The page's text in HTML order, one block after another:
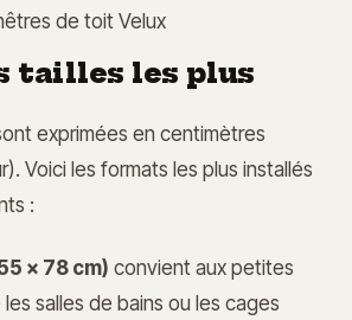
de toit Velux
tailles les plus
exprimées en centimètres
Voici les formats les plus installés
:
x 78 cm) convient aux petites
salles de bains ou les cages